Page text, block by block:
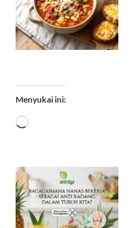
Menyukai ini:
Memuat...